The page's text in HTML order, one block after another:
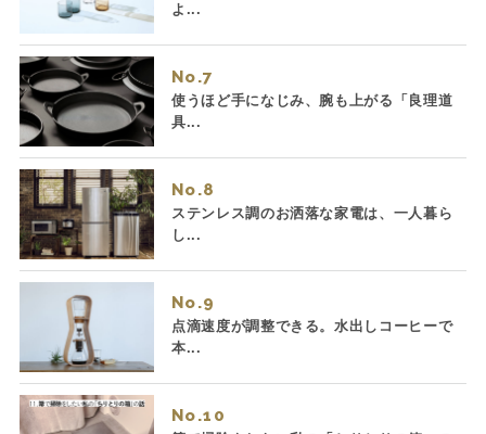
よ...
No.
使うほど手になじみ、腕も上がる「良理道
具...
No.
ステンレス調のお洒落な家電は、一人暮ら
し...
No.
点滴速度が調整できる。水出しコーヒーで
本...
No.